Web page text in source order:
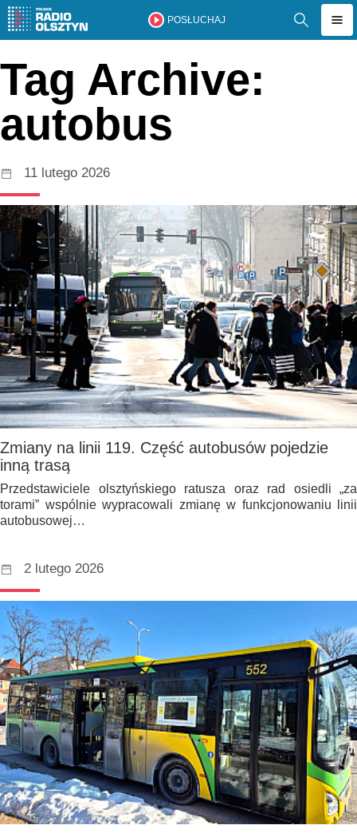
POSŁUCHAJ
Tag Archive:
autobus
11 lutego 2026
Zmiany na linii 119. Część autobusów pojedzie
inną trasą
Przedstawiciele olsztyńskiego ratusza oraz rad osiedli „za
torami” wspólnie wypracowali zmianę w funkcjonowaniu linii
autobusowej…
2 lutego 2026